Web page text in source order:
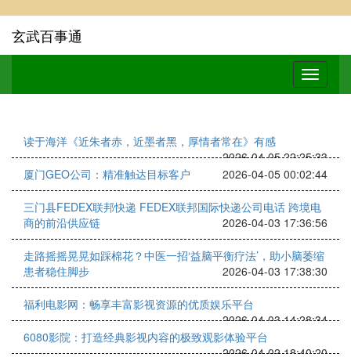
玄武百事通
读于海洋《近朱者赤，近墨者黑，厚情者常在》有感
2026-04-05 22:25:33
厦门GEO公司：精准触达目标客户
2026-04-05 00:02:44
三门县FEDEX联邦快递 FEDEX联邦国际快递公司电话 跨境电
商的前沿供应链
2026-04-03 17:36:56
走路摇摇晃晃如踩棉花？中医一招‘益脑平衡疗法’，助小脑萎缩
患者稳住脚步
2026-04-03 17:38:30
福利电影网：畅享丰富影视资源的优质娱乐平台
2026-04-03 14:28:34
6080影院：打造经典影视内容的极致观影体验平台
2026-04-02 18:40:20